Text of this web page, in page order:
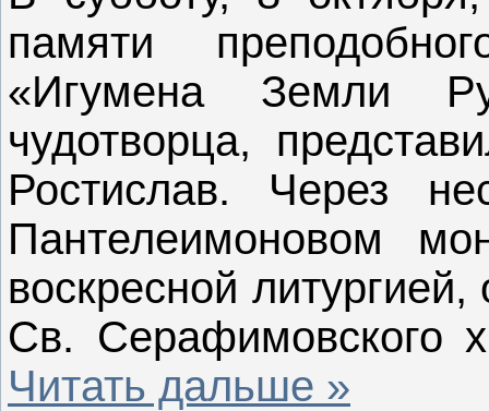
памяти
«Игумена Земли
чудотворца,
Ростислав. Через
Пантелеимоновом
воскресной
Св.
Читать дальше »